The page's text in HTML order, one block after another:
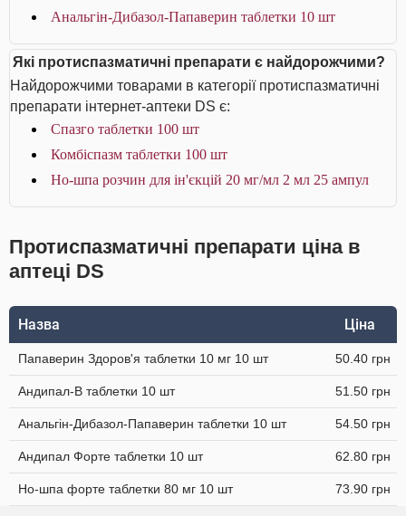
Анальгін-Дибазол-Папаверин таблетки 10 шт
Які протиспазматичні препарати є найдорожчими?
Найдорожчими товарами в категорії протиспазматичні
препарати інтернет-аптеки DS є:
Спазго таблетки 100 шт
Комбіспазм таблетки 100 шт
Но-шпа розчин для ін'єкцій 20 мг/мл 2 мл 25 ампул
Протиспазматичні препарати ціна в
аптеці DS
Назва Ціна
Папаверин Здоров'я таблетки 10 мг 10 шт 50.40 грн
Андипал-В таблетки 10 шт 51.50 грн
Анальгін-Дибазол-Папаверин таблетки 10 шт 54.50 грн
Андипал Форте таблетки 10 шт 62.80 грн
Но-шпа форте таблетки 80 мг 10 шт 73.90 грн